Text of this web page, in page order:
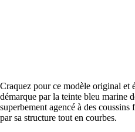
Craquez pour ce modèle original et
démarque par la teinte bleu marine
superbement agencé à des coussins
par sa structure tout en courbes.